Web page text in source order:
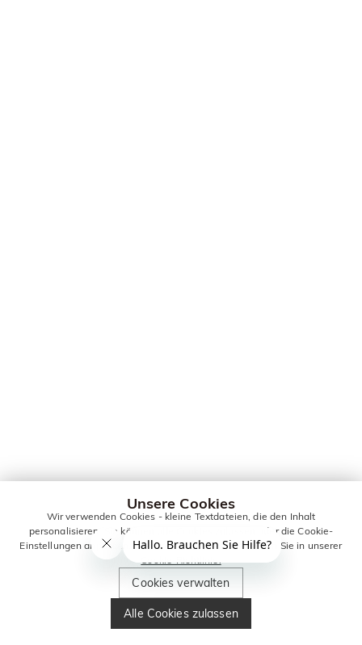
Unsere Cookies
Wir verwenden Cookies - kleine Textdateien, die den Inhalt
personalisieren. Sie können alle Cookies zulassen oder die Cookie-
Einstellungen anpassen. Weitere Informationen erhalten Sie in unserer
Cookie-Richtlinie.
Cookies verwalten
Alle Cookies zulassen